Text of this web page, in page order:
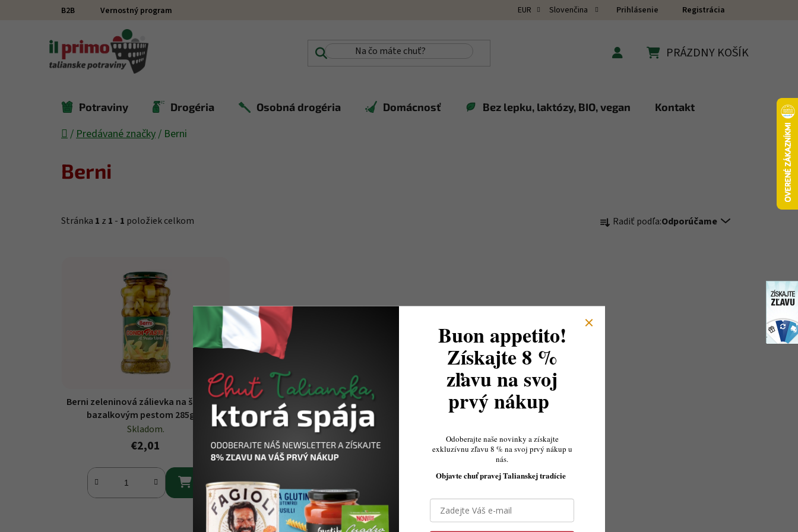
Prejsť na obsahB2B Vernostný program EUR Slovenčina Prihlásenie Registrácia
PRÁZDNY KOŠÍK
Potraviny Drogéria Osobná drogéria Domácnosť Bez lepku, laktózy, BIO, vegan Kontakt
Domov
/ Predávané značky / Berni
Berni
Stránka 1 z 1 - 1 položiek celkom Radiť podľa:Odporúčame
Berni zeleninová zálievka na šalát s
bazalkovým pestom 285g
Skladom.
€2,01

Buon appetito!
Získajte 8 %
zľavu na svoj
prvý nákup
Odoberajte naše novinky a získajte
exkluzívnu zľavu 8 % na svoj prvý nákup u
nás.
Objavte chuť pravej Talianskej tradície